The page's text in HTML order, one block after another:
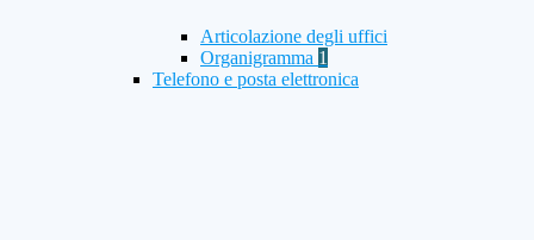
Articolazione degli uffici
Organigramma 1
Telefono e posta elettronica